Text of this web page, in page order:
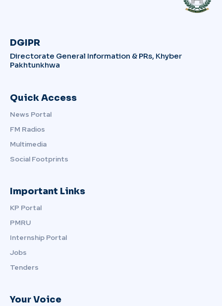
DGIPR
Directorate General Information & PRs, Khyber
Pakhtunkhwa
Quick Access
News Portal
FM Radios
Multimedia
Social Footprints
Important Links
KP Portal
PMRU
Internship Portal
Jobs
Tenders
Your Voice